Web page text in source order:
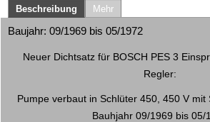
Beschreibung Mehr
Baujahr: 09/1969 bis 05/1972
Neuer Dichtsatz für BOSCH PES 3
Regler:
Pumpe verbaut in Schlüter 450, 450 V mit
Bauhjahr 09/1969 bis 05/